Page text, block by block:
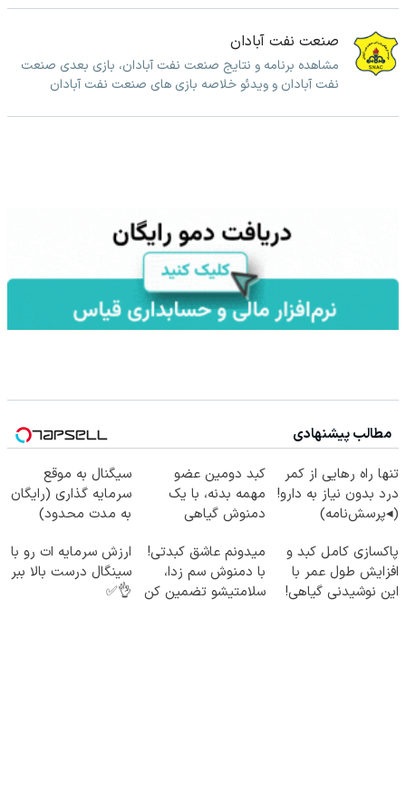
صنعت نفت آبادان
مشاهده برنامه و نتایج صنعت نفت آبادان، بازی بعدی صنعت
نفت آبادان و ویدئو خلاصه بازی های صنعت نفت آبادان
مطالب پیشنهادی
تنها راه رهایی از کمر
درد بدون نیاز به دارو!
(◂پرسش‌نامه)
کبد دومین عضو
مهمه بدنه، با یک
دمنوش گیاهی
سیگنال به موقع
سرمایه گذاری (رایگان
به مدت محدود)
پاکسازی کامل کبد و
افزایش طول عمر با
این نوشیدنی گیاهی!
میدونم عاشق کبدتی!
با دمنوش سم زدا،
سلامتیشو تضمین کن
ارزش سرمایه ات رو با
سینگال درست بالا ببر
👌✅